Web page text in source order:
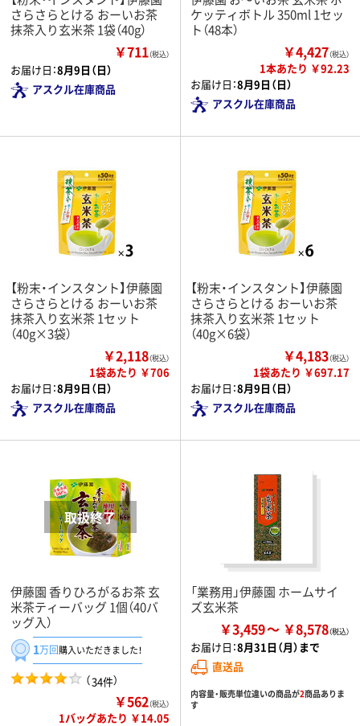
さらさらとける おーいお茶
抹茶入り玄米茶 1袋（40g）
￥711（税込）
お届け日：8月9日（日）
アスクル在庫商品
ケッティボトル 350ml 1セッ
ト（48本）
￥4,427（税込）
1本あたり ￥92.23
お届け日：8月9日（日）
アスクル在庫商品
【粉末・インスタント】伊藤園
さらさらとける おーいお茶
抹茶入り玄米茶 1セット
（40g×3袋）
￥2,118（税込）
1袋あたり ￥706
お届け日：8月9日（日）
アスクル在庫商品
【粉末・インスタント】伊藤園
さらさらとける おーいお茶
抹茶入り玄米茶 1セット
（40g×6袋）
￥4,183（税込）
1袋あたり ￥697.17
お届け日：8月9日（日）
アスクル在庫商品
伊藤園 香りひろがるお茶 玄
米茶ティーバッグ 1個（40バ
ッグ入）
1万回購入いただきました！
（34件）
￥562（税込）
1バッグあたり ￥14.05
「業務用」伊藤園 ホームサイ
ズ玄米茶
￥3,459 ￥8,578
お届け日：8月31日（月）まで
直送品
内容量・販売単位違いの商品が2商品ありま
す